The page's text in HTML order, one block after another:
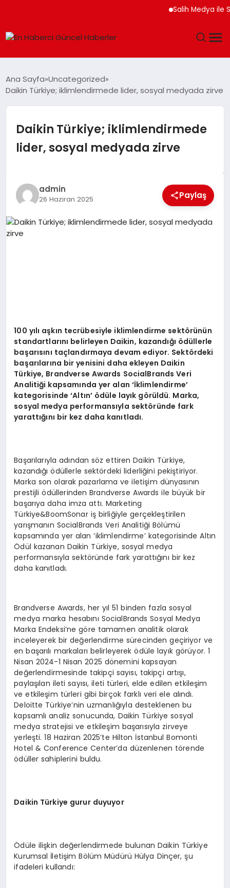
Salih Medya ile
SAĞLIK
TEKNOLOJI
DÜNYA
EKONOMI
Ana Sayfa Uncategorized
Daikin Türkiye; iklimlendirmede lider, sosyal medyada zirve
Daikin Türkiye; iklimlendirmede
lider, sosyal medyada zirve
admin
26 Haziran 2025 Paylaş
100 yılı aşkın tecrübesiyle iklimlendirme sektörünün
standartlarını belirleyen Daikin, kazandığı ödüllerle
başarısını taçlandırmaya devam ediyor. Sektördeki
başarılarına bir yenisini daha ekleyen Daikin
Türkiye, Brandverse Awards SocialBrands Veri
Analitiği kapsamında yer alan ‘İklimlendirme’
kategorisinde‘Altın’ ödüle layık görüldü. Marka,
sosyal medya performansıyla sektöründe fark
yarattığını bir kez daha kanıtladı.
Başarılarıyla adından söz ettiren Daikin Türkiye,
kazandığı ödüllerle sektördeki liderliğini pekiştiriyor.
Marka son olarak pazarlama ve iletişim dünyasının
prestijli ödüllerinden Brandverse Awards ile büyük bir
başarıya daha imza attı. Marketing
Türkiye&BoomSonar iş birliğiyle gerçekleştirilen
yarışmanın SocialBrands Veri Analitiği Bölümü
kapsamında yer alan ‘iklimlendirme’ kategorisinde Altın
Ödül kazanan Daikin Türkiye, sosyal medya
performansıyla sektöründe fark yarattığını bir kez
daha kanıtladı.
Brandverse Awards, her yıl 51 binden fazla sosyal
medya marka hesabını SocialBrands Sosyal Medya
Marka Endeksi’ne göre tamamen analitik olarak
inceleyerek bir değerlendirme sürecinden geçiriyor ve
en başarılı markaları belirleyerek ödüle layık görüyor. 1
Nisan 2024-1 Nisan 2025 dönemini kapsayan
değerlendirmesinde takipçi sayısı, takipçi artışı,
paylaşılan ileti sayısı, ileti türleri, elde edilen etkileşim
ve etkileşim türleri gibi birçok farklı veri ele alındı.
Deloitte Türkiye’nin uzmanlığıyla desteklenen bu
kapsamlı analiz sonucunda, Daikin Türkiye sosyal
medya stratejisi ve etkileşim başarısıyla zirveye
yerleşti. 18 Haziran 2025’te Hilton İstanbul Bomonti
Hotel & Conference Center’da düzenlenen törende
ödüller sahiplerini buldu.
Daikin Türkiye gurur duyuyor
Ödüle ilişkin değerlendirmede bulunan Daikin Türkiye
Kurumsal İletişim Bölüm Müdürü Hülya Dinçer, şu
ifadeleri kullandı: